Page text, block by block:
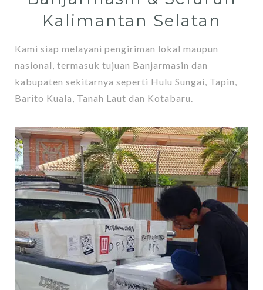
Kalimantan Selatan
Kami siap melayani pengiriman lokal maupun
nasional, termasuk tujuan Banjarmasin dan
kabupaten sekitarnya seperti Hulu Sungai, Tapin,
Barito Kuala, Tanah Laut dan Kotabaru.